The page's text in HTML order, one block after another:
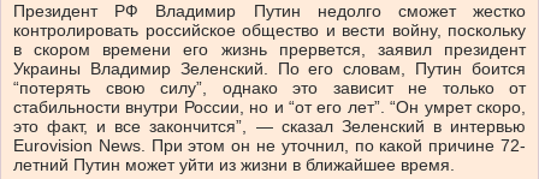
Президент РФ Владимир Путин недолго сможет жестко
контролировать российское общество и вести войну, поскольку
в скором времени его жизнь прервется, заявил президент
Украины Владимир Зеленский. По его словам, Путин боится
“потерять свою силу”, однако это зависит не только от
стабильности внутри России, но и “от его лет”. “Он умрет скоро,
это факт, и все закончится”, — сказал Зеленский в интервью
Eurovision News. При этом он не уточнил, по какой причине 72-
летний Путин может уйти из жизни в ближайшее время.